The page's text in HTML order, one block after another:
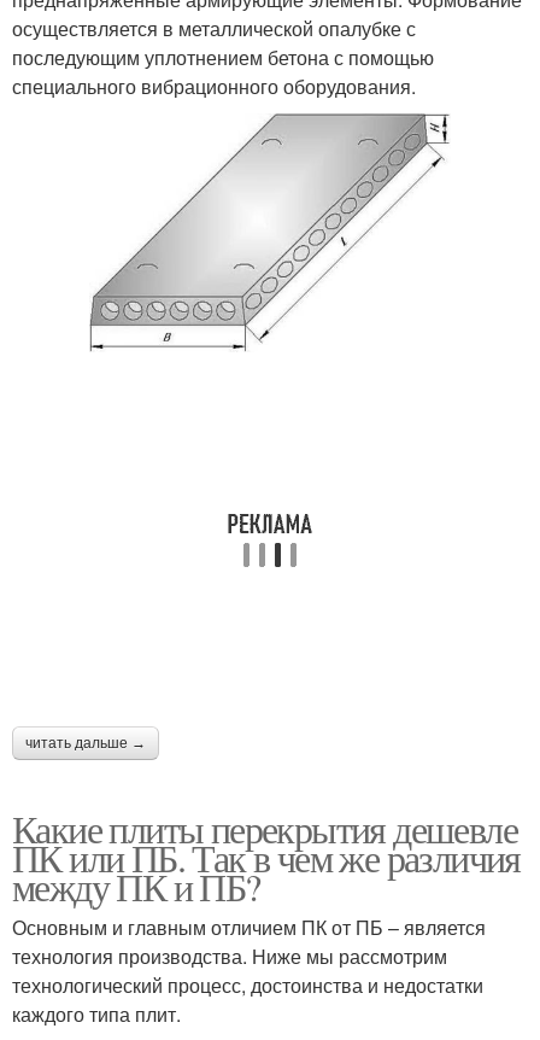
осуществляется в металлической опалубке с
последующим уплотнением бетона с помощью
специального вибрационного оборудования.
читать дальше →
Какие плиты перекрытия дешевле
ПК или ПБ. Так в чем же различия
между ПК и ПБ?
Основным и главным отличием ПК от ПБ – является
технология производства. Ниже мы рассмотрим
технологический процесс, достоинства и недостатки
каждого типа плит.